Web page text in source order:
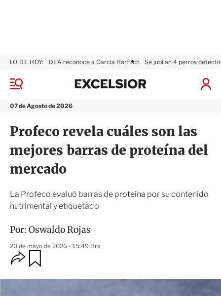
M
n
07 de Agosto de 2026
LO DE HOY: DEA reconoce a García Harfuch Se jubilan 4 perros
I
r
S
ó
n
x
i
r
Profeco revela cuáles son las
mejores barras de proteína del
mercado
La Profeco evaluó barras de proteína por su contenido
nutrimental y etiquetado
Por: Oswaldo Rojas
20 de mayo de 2026 - 15:49 Hrs
O
p
i
r